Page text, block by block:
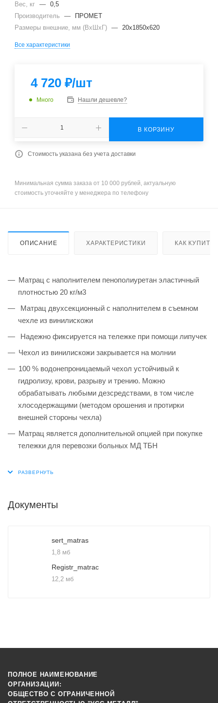
Вес, кг — 0,5
Производитель
—
ПРОМЕТ
Размеры внешние, мм (ВхШхГ) — 20x1850x620
Все характеристики
4 720 ₽/шт
Много Нашли дешевле?
В КОРЗИНУ
Стоимость указана без учета доставки
Минимальная сумма заказа от 10 000 рублей, актуальную
стоимость уточняйте у менеджера по телефону
ОПИСАНИЕ ХАРАКТЕРИСТИКИ КАК КУПИТЬ
Матрац с наполнителем пенополиуретан эластичный
плотностью 20 кг/м3
Матрац двухсекционный с наполнителем в съемном
чехле из винилискожи
Надежно фиксируется на тележке при помощи липучек
Чехол из винилискожи закрывается на молнии
100 % водонепроницаемый чехол устойчивый к
гидролизу, крови, разрыву и трению. Можно
обрабатывать любыми дезсредствами, в том числе
хлосодержащими (методом орошения и протирки
внешней стороны чехла)
Матрац является дополнительной опцией при покупке
тележки для перевозки больных МД ТБН
Документы
sert_matras
1,8 мб
Registr_matrac
12,2 мб
ПОЛНОЕ НАИМЕНОВАНИЕ
ОРГАНИЗАЦИИ:
ОБЩЕСТВО С ОГРАНИЧЕННОЙ